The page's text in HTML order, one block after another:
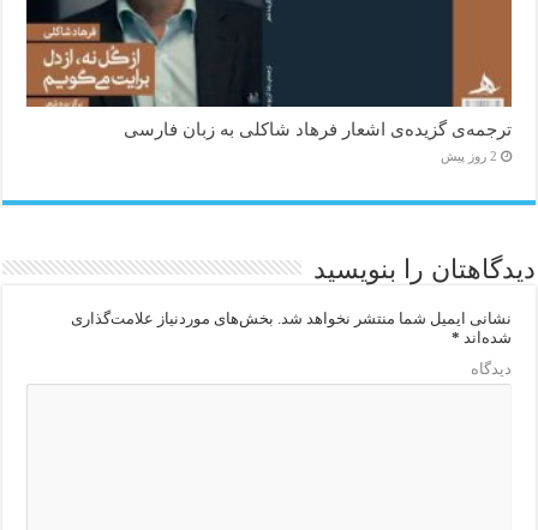
ترجمه‌ی گزیده‌‌ی اشعار فرهاد شاکلی به زبان فارسی
2 روز پیش
دیدگاهتان را بنویسید
نشانی ایمیل شما منتشر نخواهد شد. بخش‌های موردنیاز علامت‌گذاری
شده‌اند *
دیدگاه